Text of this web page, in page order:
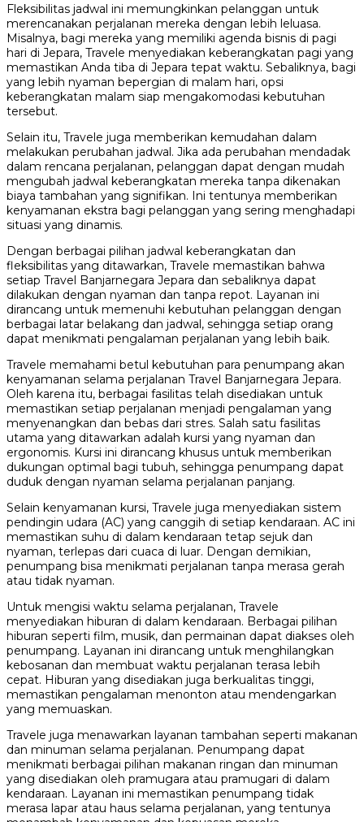
Fleksibilitas jadwal ini memungkinkan pelanggan untuk
merencanakan perjalanan mereka dengan lebih leluasa.
Misalnya, bagi mereka yang memiliki agenda bisnis di pagi
hari di Jepara, Travele menyediakan keberangkatan pagi yang
memastikan Anda tiba di Jepara tepat waktu. Sebaliknya, bagi
yang lebih nyaman bepergian di malam hari, opsi
keberangkatan malam siap mengakomodasi kebutuhan
tersebut.
Selain itu, Travele juga memberikan kemudahan dalam
melakukan perubahan jadwal. Jika ada perubahan mendadak
dalam rencana perjalanan, pelanggan dapat dengan mudah
mengubah jadwal keberangkatan mereka tanpa dikenakan
biaya tambahan yang signifikan. Ini tentunya memberikan
kenyamanan ekstra bagi pelanggan yang sering menghadapi
situasi yang dinamis.
Dengan berbagai pilihan jadwal keberangkatan dan
fleksibilitas yang ditawarkan, Travele memastikan bahwa
setiap Travel Banjarnegara Jepara dan sebaliknya dapat
dilakukan dengan nyaman dan tanpa repot. Layanan ini
dirancang untuk memenuhi kebutuhan pelanggan dengan
berbagai latar belakang dan jadwal, sehingga setiap orang
dapat menikmati pengalaman perjalanan yang lebih baik.
Travele memahami betul kebutuhan para penumpang akan
kenyamanan selama perjalanan Travel Banjarnegara Jepara.
Oleh karena itu, berbagai fasilitas telah disediakan untuk
memastikan setiap perjalanan menjadi pengalaman yang
menyenangkan dan bebas dari stres. Salah satu fasilitas
utama yang ditawarkan adalah kursi yang nyaman dan
ergonomis. Kursi ini dirancang khusus untuk memberikan
dukungan optimal bagi tubuh, sehingga penumpang dapat
duduk dengan nyaman selama perjalanan panjang.
Selain kenyamanan kursi, Travele juga menyediakan sistem
pendingin udara (AC) yang canggih di setiap kendaraan. AC ini
memastikan suhu di dalam kendaraan tetap sejuk dan
nyaman, terlepas dari cuaca di luar. Dengan demikian,
penumpang bisa menikmati perjalanan tanpa merasa gerah
atau tidak nyaman.
Untuk mengisi waktu selama perjalanan, Travele
menyediakan hiburan di dalam kendaraan. Berbagai pilihan
hiburan seperti film, musik, dan permainan dapat diakses oleh
penumpang. Layanan ini dirancang untuk menghilangkan
kebosanan dan membuat waktu perjalanan terasa lebih
cepat. Hiburan yang disediakan juga berkualitas tinggi,
memastikan pengalaman menonton atau mendengarkan
yang memuaskan.
Travele juga menawarkan layanan tambahan seperti makanan
dan minuman selama perjalanan. Penumpang dapat
menikmati berbagai pilihan makanan ringan dan minuman
yang disediakan oleh pramugara atau pramugari di dalam
kendaraan. Layanan ini memastikan penumpang tidak
merasa lapar atau haus selama perjalanan, yang tentunya